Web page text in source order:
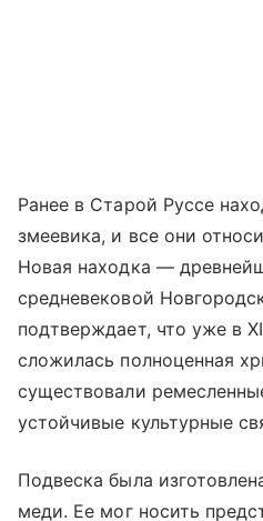
Ранее в Старой Руссе
змеевика, и все они
Новая находка —
средневековой
подтверждает, что уже в
сложилась полноценная
существовали
устойчивые культурные
Подвеска была
меди. Ее мог носить